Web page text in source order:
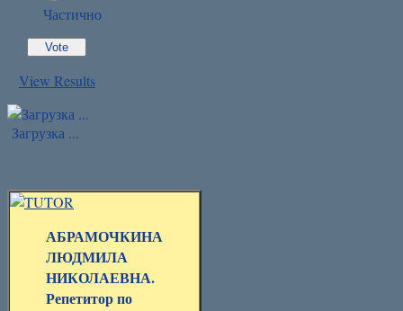
Частично
View Results
Загрузка ...
АБРАМОЧКИНА
ЛЮДМИЛА
НИКОЛАЕВНА.
Репетитор по